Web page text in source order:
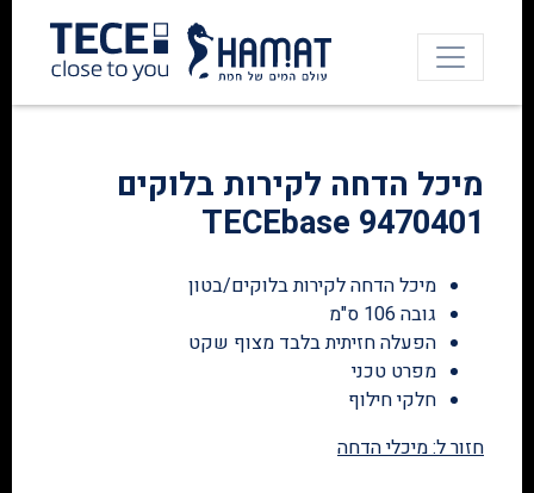
מיכל הדחה לקירות בלוקים
TECEbase 9470401
מיכל הדחה לקירות בלוקים/בטון
גובה 106 ס"מ
הפעלה חזיתית בלבד מצוף שקט
מפרט טכני
חלקי חילוף
חזור ל: מיכלי הדחה